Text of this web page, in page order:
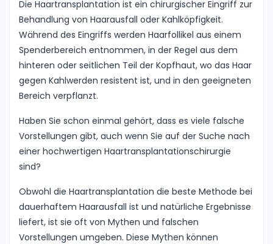
Die Haartransplantation ist ein chirurgischer Eingriff zur
Behandlung von Haarausfall oder Kahlköpfigkeit.
Während des Eingriffs werden Haarfollikel aus einem
Spenderbereich entnommen, in der Regel aus dem
hinteren oder seitlichen Teil der Kopfhaut, wo das Haar
gegen Kahlwerden resistent ist, und in den geeigneten
Bereich verpflanzt.
Haben Sie schon einmal gehört, dass es viele falsche
Vorstellungen gibt, auch wenn Sie auf der Suche nach
einer hochwertigen Haartransplantationschirurgie
sind?
Obwohl die Haartransplantation die beste Methode bei
dauerhaftem Haarausfall ist und natürliche Ergebnisse
liefert, ist sie oft von Mythen und falschen
Vorstellungen umgeben. Diese Mythen können